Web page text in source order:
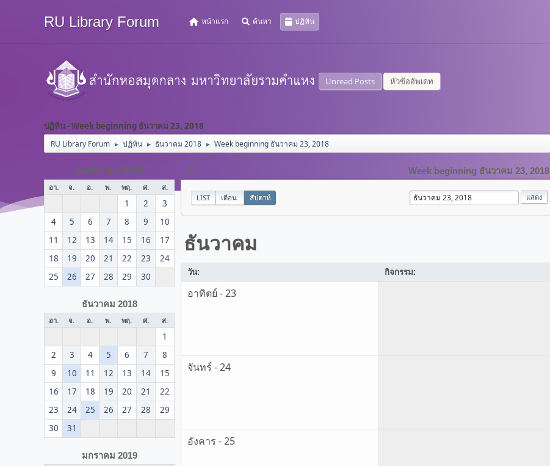
RU Library Forum หน้าแรก ค้นหา ปฏิทิน
Unread Posts หัวข้ออัพเดท
ปฏิทิน - Week beginning ธันวาคม 23, 2018
RU Library Forum ► ปฏิทิน ► ธันวาคม 2018 ► Week beginning ธันวาคม 23, 2018
พฤศจิกายน 2018
อา. จ. อ. พ. พฤ. ศ. ส.
1 2
3
4
5 6 7 8 9
10
11
12 13 14 15 16
17
18
19 20 21 22 23
24
25
26 27 28 29 30
ธันวาคม 2018
อา. จ. อ. พ. พฤ. ศ. ส.
1
2
3 4 5 6 7
8
9
10 11 12 13 14
15
16
17 18 19 20 21
22
23
24 25 26 27 28
29
30
31
มกราคม 2019
« Week beginning ธันวาคม 23, 2018
LIST เดือน: สัปดาห์
ธันวาคม
วัน: กิจกรรม:
อาทิตย์ - 23
จันทร์ - 24
อังคาร - 25